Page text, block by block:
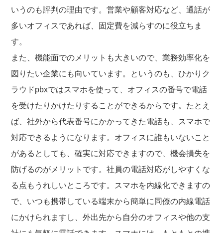
いうのも評判の理由です。営業や顧客対応など、通話が
多いオフィスであれば、固定費を減らすのに役立ちま
す。
また、機能面でのメリットも大きいので、業務効率化を
図りたい企業にも向いています。というのも、ひかりク
ラウドpbxではスマホを使って、オフィスの番号で電話
を受けたりかけたりすることができるからです。たとえ
ば、社外から代表番号にかかってきた電話も、スマホで
対応できるようになります。オフィスに誰もいないこと
があるとしても、確実に対応できますので、機会損失を
防げるのがメリットです。社員の電話対応がしやすくな
る点もうれしいところです。スマホを内線化できますの
で、いつも携帯している端末から簡単に同僚の内線電話
にかけられますし、外出先から自分のオフィスや他の支